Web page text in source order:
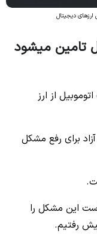
ارزهای دیجیتال
تامین میشود
از ارز
برای رفع مشکل
این مشکل را
رفتیم.